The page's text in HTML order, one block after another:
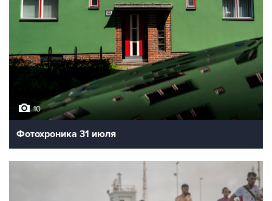
10
Фотохроника 31 июля